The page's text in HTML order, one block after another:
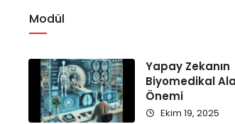
Modül
Yapay Zekanın
Biyomedikal
Önemi
Ekim 19, 2025